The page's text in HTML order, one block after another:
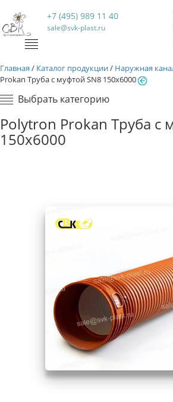
+7 (495) 989 11 40
sale@svk-plast.ru
Главная / Каталог продукции/ Наружная
Prokan Труба с муфтой SN8 150x6000
Выбрать категорию
Polytron Prokan Труба с
150x6000